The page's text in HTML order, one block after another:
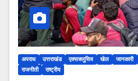
अपराध उत्तराखंड एक्सक्लूसिव खेल जानकारी
राजनीती
राष्ट्रीय